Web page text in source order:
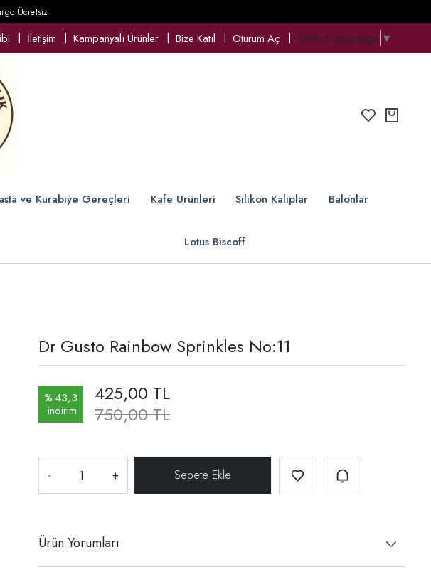
Ücretsiz
İletişim Kampanyalı Ürünler Bize Katıl Oturum Aç Select Language ▼
ve Kurabiye Gereçleri Kafe Ürünleri Silikon Kalıplar Balonlar
Lotus Biscoff
Dr Gusto Rainbow Sprinkles No:11
% 43,3
indirim
750,00 TL
425,00 TL
- +
Ürün Yorumları